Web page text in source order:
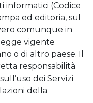
informatici (Codice
ed editoria, sul
comunque in
vigente
o di altro paese. Il
responsabilità
dei Servizi
della